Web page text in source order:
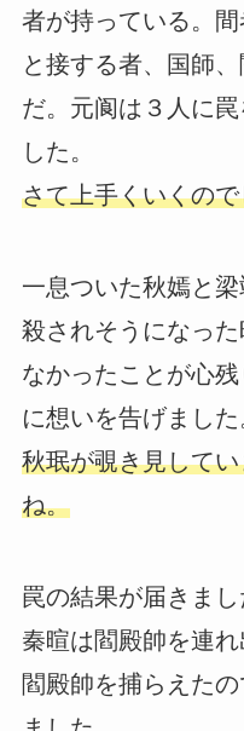
者が持っている。
と接する者、国師
だ。元阆は３人に
した。
さて上手くいくの
一息ついた秋嫣と
殺されそうになっ
なかったことが心
に想いを告げました
秋珉が覗き見して
ね。
罠の結果が届きま
秦暄は閻殿帥を連れ
閻殿帥を捕らえた